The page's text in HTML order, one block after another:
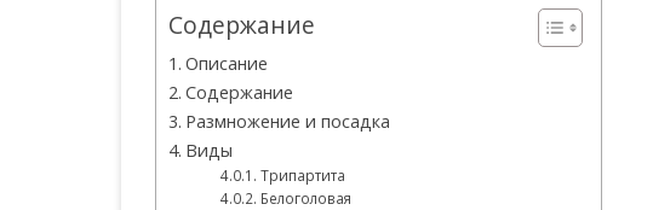
Содержание
Описание
Содержание
Размножение и посадка
Виды
Трипартита
Белоголовая